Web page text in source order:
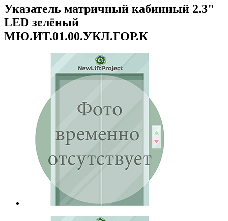
Указатель матричный кабинный 2.3"
LED зелёный
МЮ.ИТ.01.00.УКЛ.ГОР.К